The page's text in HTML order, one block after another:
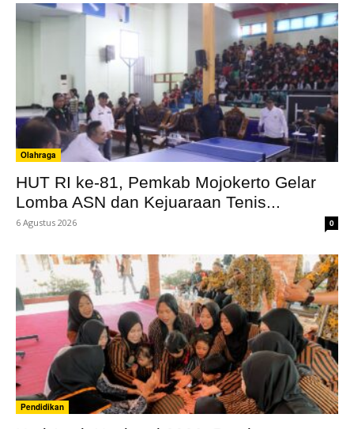
Olahraga
HUT RI ke-81, Pemkab Mojokerto Gelar
Lomba ASN dan Kejuaraan Tenis...
6 Agustus 2026 0
Pendidikan